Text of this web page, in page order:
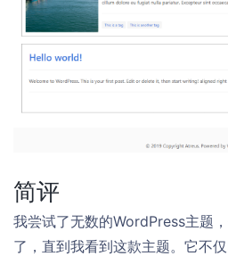
简评
我尝试了无数的WordPress主题
了，直到我看到这款主题。它不